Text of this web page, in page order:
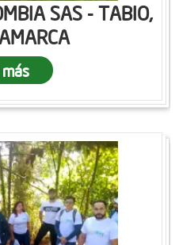
SAS - TABIO,